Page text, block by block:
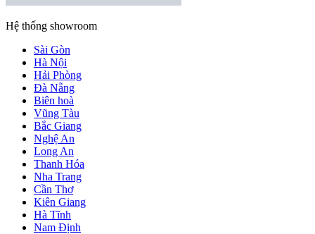
Hệ thống showroom
Sài Gòn
Hà Nội
Hải Phòng
Đà Nẵng
Biên hoà
Vũng Tàu
Bắc Giang
Nghệ An
Long An
Thanh Hóa
Nha Trang
Cần Thơ
Kiên Giang
Hà Tĩnh
Nam Định